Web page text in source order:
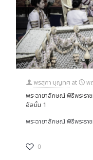
พรสุภา บุญทศ at
พ
พระฉายาลักษณ์ พิธีพระร
อัลบั้ม 1
พระฉายาลักษณ์ พิธีพระรา
0